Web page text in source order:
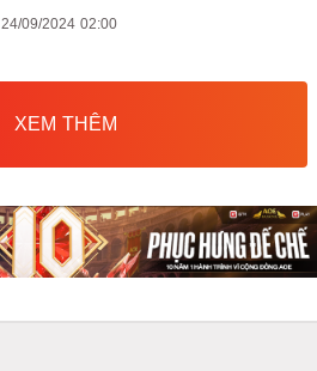
24/09/2024 02:00
XEM THÊM